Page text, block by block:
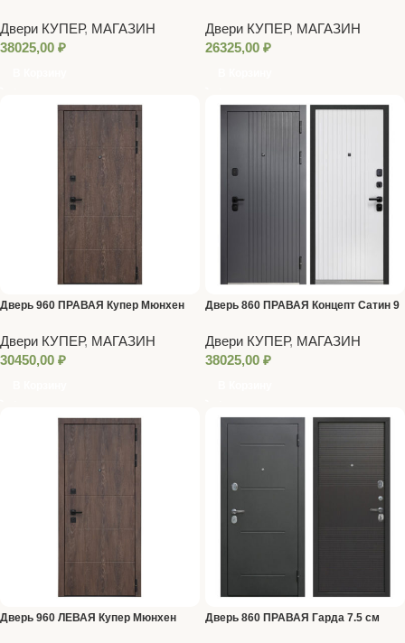
Двери КУПЕР, МАГАЗИН
38025,00 ₽
Двери КУПЕР, МАГАЗИН
26325,00 ₽
Дверь 960 ПРАВАЯ Купер Мюнхен
Двери КУПЕР, МАГАЗИН
30450,00 ₽
Дверь 860 ПРАВАЯ Концепт Сатин 9
Двери КУПЕР, МАГАЗИН
38025,00 ₽
Дверь 960 ЛЕВАЯ Купер Мюнхен
Дверь 860 ПРАВАЯ Гарда 7.5 см